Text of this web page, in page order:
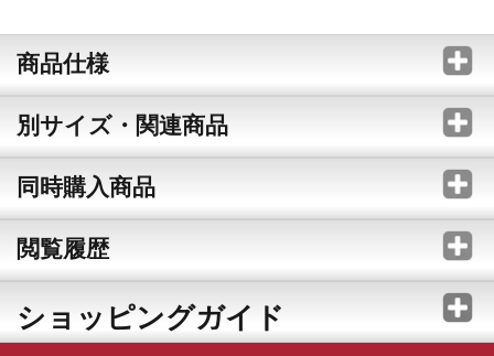
商品仕様
別サイズ・関連商品
同時購入商品
閲覧履歴
ショッピングガイド